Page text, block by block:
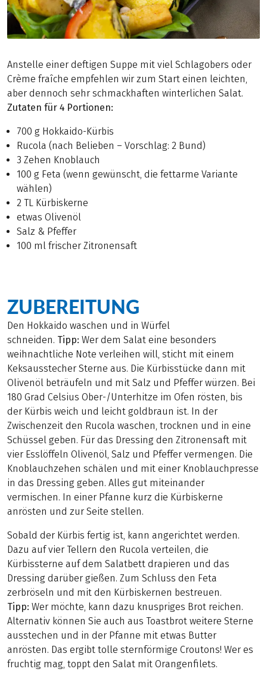
Anstelle einer deftigen Suppe mit viel Schlagobers oder
Crème fraîche empfehlen wir zum Start einen leichten,
aber dennoch sehr schmackhaften winterlichen Salat.
Zutaten für 4 Portionen:
700 g Hokkaido-Kürbis
Rucola (nach Belieben – Vorschlag: 2 Bund)
3 Zehen Knoblauch
100 g Feta (wenn gewünscht, die fettarme Variante
wählen)
2 TL Kürbiskerne
etwas Olivenöl
Salz & Pfeffer
100 ml frischer Zitronensaft
ZUBEREITUNG
Den Hokkaido waschen und in Würfel
schneiden. Tipp: Wer dem Salat eine besonders
weihnachtliche Note verleihen will, sticht mit einem
Keksausstecher Sterne aus. Die Kürbisstücke dann mit
Olivenöl beträufeln und mit Salz und Pfeffer würzen. Bei
180 Grad Celsius Ober-/Unterhitze im Ofen rösten, bis
der Kürbis weich und leicht goldbraun ist. In der
Zwischenzeit den Rucola waschen, trocknen und in eine
Schüssel geben. Für das Dressing den Zitronensaft mit
vier Esslöffeln Olivenöl, Salz und Pfeffer vermengen. Die
Knoblauchzehen schälen und mit einer Knoblauchpresse
in das Dressing geben. Alles gut miteinander
vermischen. In einer Pfanne kurz die Kürbiskerne
anrösten und zur Seite stellen.
Sobald der Kürbis fertig ist, kann angerichtet werden.
Dazu auf vier Tellern den Rucola verteilen, die
Kürbissterne auf dem Salatbett drapieren und das
Dressing darüber gießen. Zum Schluss den Feta
zerbröseln und mit den Kürbiskernen bestreuen.
Tipp: Wer möchte, kann dazu knuspriges Brot reichen.
Alternativ können Sie auch aus Toastbrot weitere Sterne
ausstechen und in der Pfanne mit etwas Butter
anrösten. Das ergibt tolle sternförmige Croutons! Wer es
fruchtig mag, toppt den Salat mit Orangenfilets.